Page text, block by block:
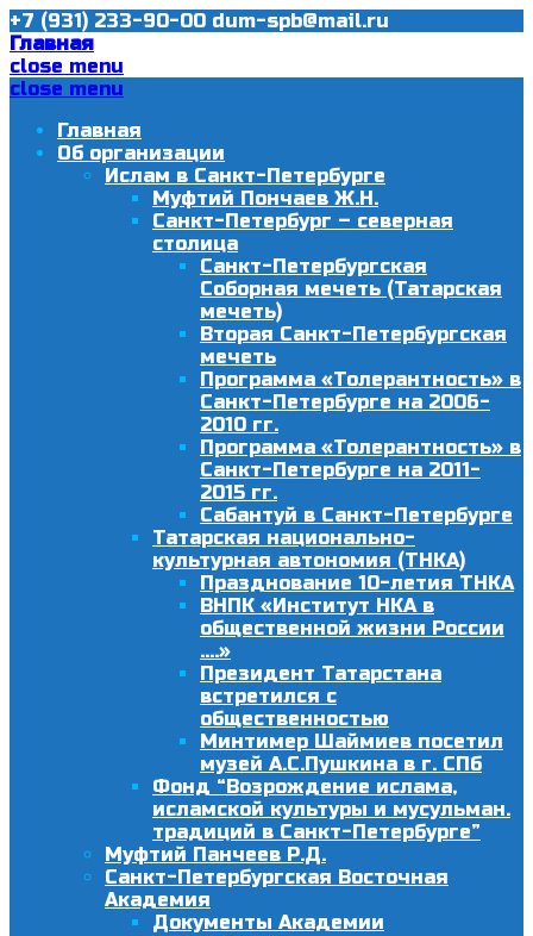
+7 (931) 233-90-00 dum-spb@mail.ru
Главная
close menu
close menu
Главная
Об организации
Ислам в Санкт-Петербурге
Муфтий Пончаев Ж.Н.
Санкт-Петербург – северная
столица
Санкт-Петербургская
Соборная мечеть (Татарская
мечеть)
Вторая Санкт-Петербургская
мечеть
Программа «Толерантность» в
Санкт-Петербурге на 2006-
2010 гг.
Программа «Толерантность» в
Санкт-Петербурге на 2011-
2015 гг.
Сабантуй в Санкт-Петербурге
Татарская национально-
культурная автономия (ТНКА)
Празднование 10-летия ТНКА
ВНПК «Институт НКА в
общественной жизни России
….»
Президент Татарстана
встретился с
общественностью
Минтимер Шаймиев посетил
музей А.С.Пушкина в г. СПб
Фонд “Возрождение ислама,
исламской культуры и мусульман.
традиций в Санкт-Петербурге”
Муфтий Панчеев Р.Д.
Санкт-Петербургская Восточная
Академия
Документы Академии